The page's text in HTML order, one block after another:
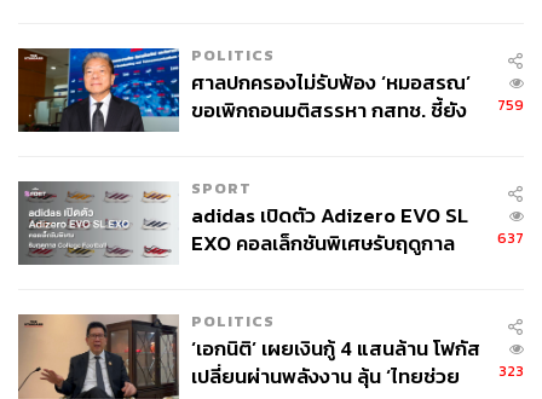
วิธีของไอวี ลี (Ivy Lee)
ในบางครั้งแม้เราพยายามเต็มที่แล้ว แต่สุดท้ายก็ยังลงเอยด้วย
การมีลิสต์งานด่วนและงานสำคัญที่ต้องทำเต็มไปหมด
จะค้นพบว่างานไหนสำคัญจริงๆ หนึ่งในวิธีที่ดีที่สุดคือการที่
ค้นพบเมื่อ 100 ปีที่แล้ว เป็นวิธีการของผู้ให้คำปรึกษาด้าน
การจัดลำดับความสำคัญชื่อ ไอวี ลี โดยวิธีการของ ไอวี ลี จะ
ช่วยให้เราสามารถจัดลำดับได้แค่ด้วยกฎง่ายๆ
ในแต่ละวันทำงาน เขียน 6 สิ่งที่ต้องทำภายในวันพรุ่งนี้
และไม่เขียนเกิน 6 ข้อ
จัดเรียงลำดับความสำคัญภายใน 6 ข้อนี้
POLITICS
ศาลปกครองไม่รับฟ้อง ‘หมอสรณ’
ขอเพิกถอนมติสรรหา กสทช. ชี้ยัง
759
SPORT
adidas เปิดตัว Adizero EVO SL
EXO คอลเล็กชันพิเศษรับฤดูกาล
637
POLITICS
‘เอกนิติ’ เผยเงินกู้ 4 แสนล้าน โฟกัส
เปลี่ยนผ่านพลังงาน ลุ้น ‘ไทยช่วย
323